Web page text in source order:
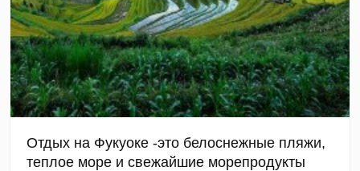
Отдых на Фукуоке -это белоснежные пляжи,
теплое море и свежайшие морепродукты